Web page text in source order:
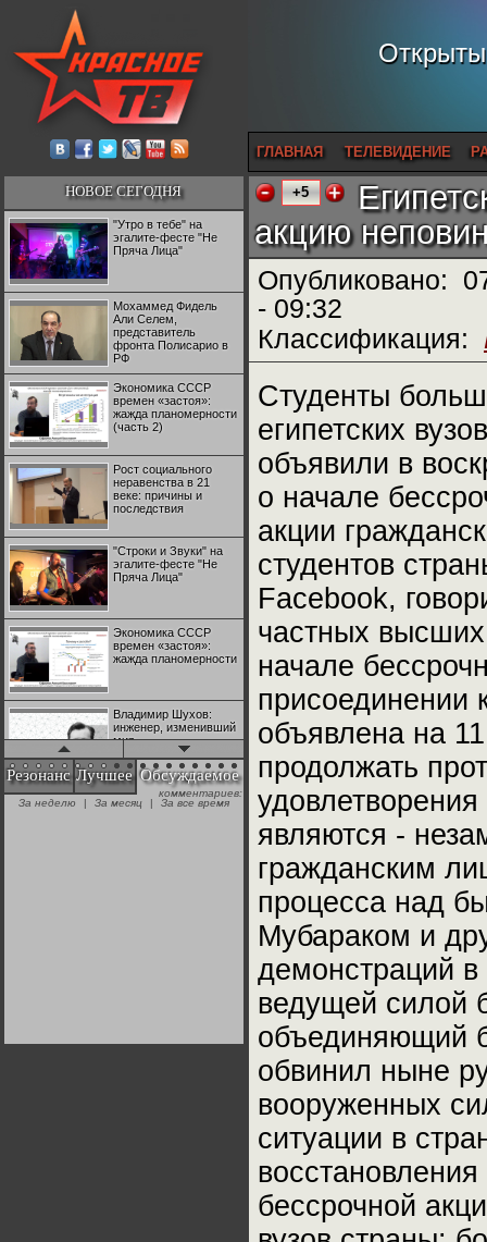
ГЛАВНАЯ ТЕЛЕВИДЕНИЕ
НОВОЕ СЕГОДНЯ
"Утро в тебе" на
эгалите-фесте "Не
Пряча Лица"
Мохаммед Фидель
Али Селем,
представитель
фронта Полисарио в
РФ
Экономика СССР
времен «застоя»:
жажда планомерности
(часть 2)
Рост социального
неравенства в 21
веке: причины и
последствия
"Строки и Звуки" на
эгалите-фесте "Не
Пряча Лица"
Экономика СССР
времен «застоя»:
жажда планомерности
Владимир Шухов:
инженер, изменивший
мир
"Аркадий Коц" на
эгалите-фесте "Не
Резонанс Лучшее Обсуждаемое
комментариев:
За неделю
| За месяц | За все время
+5
акцию
Опубликовано:
- 09:32
Классификация:
Студенты
египетских вузов
объявили в
о начале
акции
студентов
Facebook,
частных
начале
присоединении
объявлена на
продолжать
являются -
гражданским
процесса над
Мубараком и
демонстраций
ведущей силой
объединяющий
обвинил ныне
вооруженных
ситуации в
бессрочной